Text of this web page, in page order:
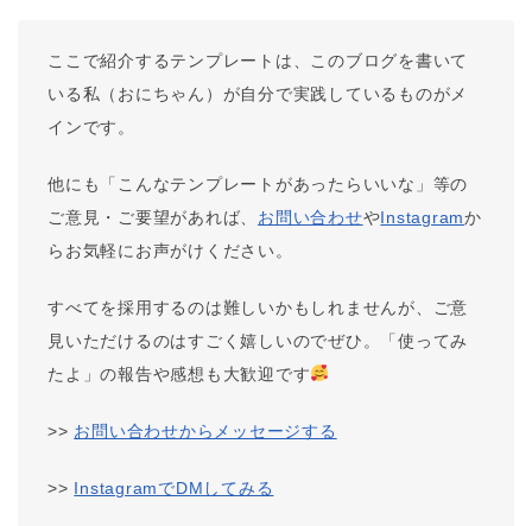
ここで紹介するテンプレートは、このブログを書いて
いる私（おにちゃん）が自分で実践しているものがメ
インです。
他にも「こんなテンプレートがあったらいいな」等の
ご意見・ご要望があれば、 お問い合わせやInstagramか
らお気軽にお声がけください。
すべてを採用するのは難しいかもしれませんが、ご意
見いただけるのはすごく嬉しいのでぜひ。「使ってみ
たよ」の報告や感想も大歓迎です
>> お問い合わせからメッセージする
>> InstagramでDMしてみる